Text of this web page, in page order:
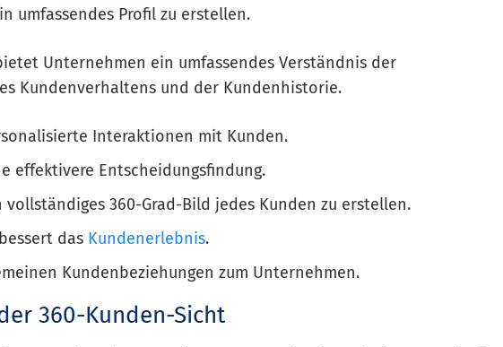
umfassendes Profil zu erstellen.
Unternehmen ein umfassendes Verständnis der
Kundenverhaltens und der Kundenhistorie.
Interaktionen mit Kunden.
effektivere Entscheidungsfindung.
vollständiges 360-Grad-Bild jedes Kunden zu erstellen.
das Kundenerlebnis.
Kundenbeziehungen zum Unternehmen.
360-Kunden-Sicht